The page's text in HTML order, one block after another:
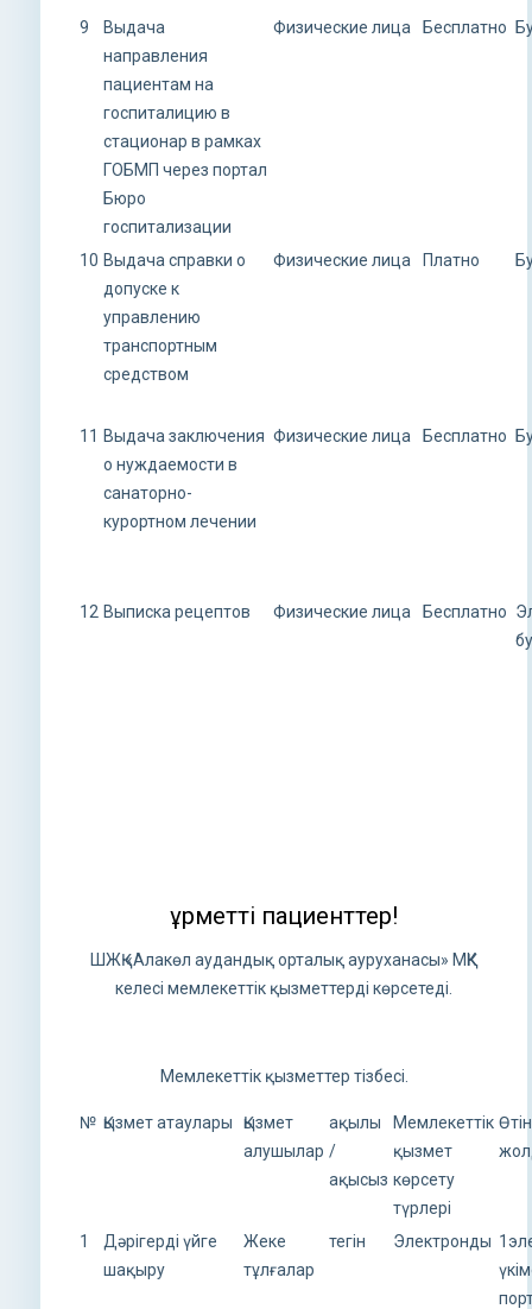
9
Выдача
направления
пациентам на
госпиталицию в
стационар в рамках
ГОБМП через портал
Бюро
госпитализации
Физические лица Бесплатно
10 Выдача справки о
допуске к
управлению
транспортным
средством
Физические лица Платно
11 Выдача заключения
о нуждаемости в
санаторно-
курортном лечении
Физические лица Бесплатно
12 Выписка рецептов Физические лица Бесплатно
Құрметті пациенттер!
ШЖҚ «Алакөл аудандық орталық ауруханасы» МҚК
келесі мемлекеттік қызметтерді көрсетеді.
Мемлекеттік қызметтер тізбесі.
№ Қызмет атаулары
Қызмет
алушылар
ақылы
/
ақысыз
Мемлекеттік
қызмет
көрсету
түрлері
1
Дәрігерді үйге
шақыру
Жеке
тұлғалар
тегін Электронды